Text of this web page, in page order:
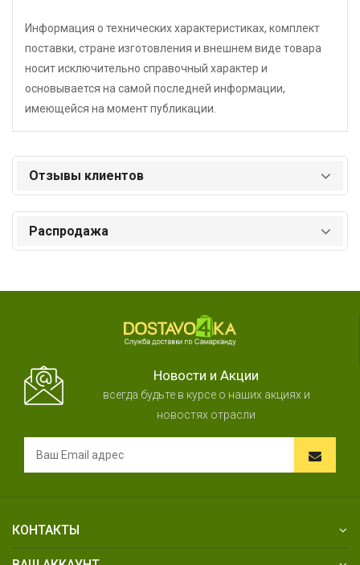
Информация о технических характеристиках, комплект
поставки, стране изготовления и внешнем виде товара
носит исключительно справочный характер и
основывается на самой последней информации,
имеющейся на момент публикации.
Отзывы клиентов
Распродажа
Новости и Акции
всегда будьте в курсе о наших акциях и
новостях отрасли
КОНТАКТЫ